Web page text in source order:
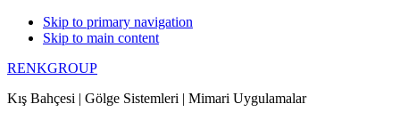
Skip to primary navigation
Skip to main content
RENKGROUP
Kış Bahçesi | Gölge Sistemleri | Mimari Uygulamalar